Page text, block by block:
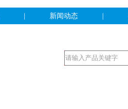
新闻动态